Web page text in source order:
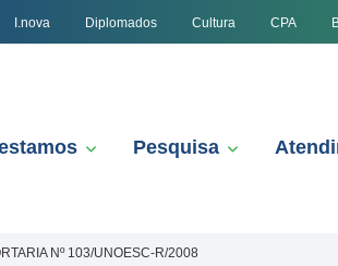
I.nova Diplomados Cultura CPA
Pesquisa
Nº 103/UNOESC-R/2008